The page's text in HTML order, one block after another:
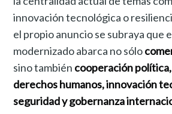
innovación tecnológica o
el propio anuncio se subraya que
modernizado abarca no sólo
sino también cooperación
derechos humanos, innovación
seguridad y gobernanza